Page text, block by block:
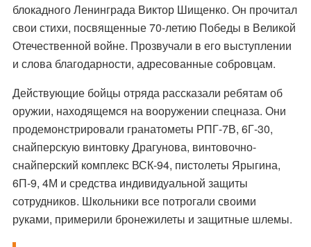
блокадного Ленинграда Виктор Шищенко. Он прочитал
свои стихи, посвященные 70-летию Победы в Великой
Отечественной войне. Прозвучали в его выступлении
и слова благодарности, адресованные собровцам.
Действующие бойцы отряда рассказали ребятам об
оружии, находящемся на вооружении спецназа. Они
продемонстрировали гранатометы РПГ-7В, 6Г-30,
снайперскую винтовку Драгунова, винтовочно-
снайперский комплекс ВСК-94, пистолеты Ярыгина,
6П-9, 4М и средства индивидуальной защиты
сотрудников. Школьники все потрогали своими
руками, примерили бронежилеты и защитные шлемы.